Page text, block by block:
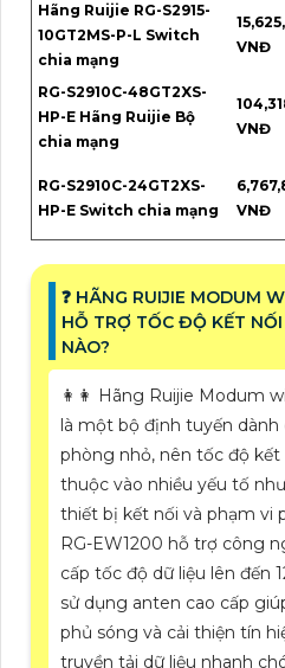
Hãng Ruijie RG-S2915-
10GT2MS-P-L Switch
chia mạng
VNĐ
RG-S2910C-48GT2XS-
HP-E Hãng Ruijie Bộ
chia mạng
VNĐ
RG-S2910C-24GT2XS-
HP-E Switch chia mạng
VNĐ
❓ HÃNG RUIJIE MODUM
HỖ TRỢ TỐC ĐỘ KẾT
NÀO?
️👩‍👩 Hãng Ruijie Modum
là một bộ định tuyến dành
phòng nhỏ, nên tốc độ
thuộc vào nhiều yếu tố
thiết bị kết nối và phạm vi
RG-EW1200 hỗ trợ công
cấp tốc độ dữ liệu lên đến
sử dụng anten cao cấp
phủ sóng và cải thiện tín
truyền tải dữ liệu nhanh